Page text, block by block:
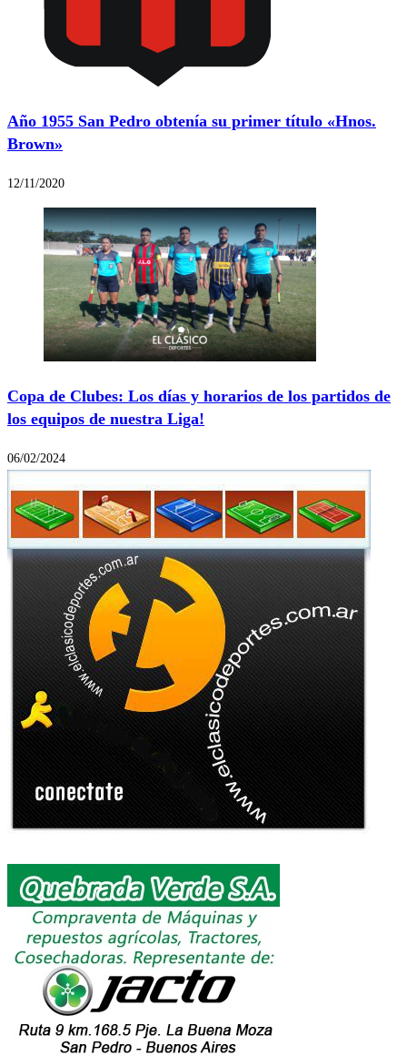
Año 1955 San Pedro obtenía su primer título «Hnos.
Brown»
12/11/2020
Copa de Clubes: Los días y horarios de los partidos de
los equipos de nuestra Liga!
06/02/2024